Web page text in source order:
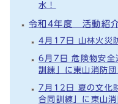
水！
令和4年度 活動紹
4月17日 山林火災
6月7日 危険物安全
訓練」に東山消防団
7月12日 夏の文化
合同訓練」に東山消